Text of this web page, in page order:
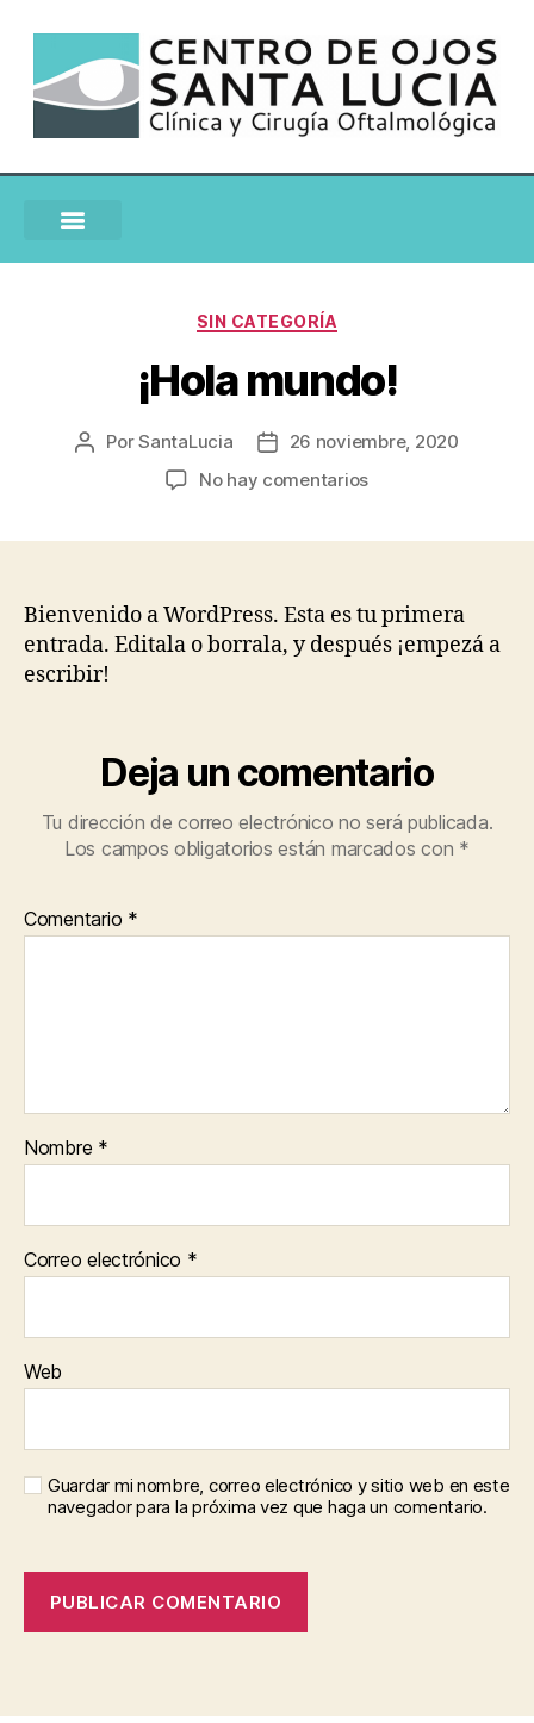
SIN CATEGORÍA
¡Hola mundo!
PorSantaLucia
26 noviembre, 2020
No hay comentarios
Bienvenido a WordPress. Esta es tu primera
entrada. Editala o borrala, y después ¡empezá a
escribir!
Deja un comentario
Tu dirección de correo electrónico no será publicada.
Los campos obligatorios están marcados con *
Comentario *
Nombre *
Correo electrónico *
Web
Guardar mi nombre, correo electrónico y sitio web en este
navegador para la próxima vez que haga un comentario.